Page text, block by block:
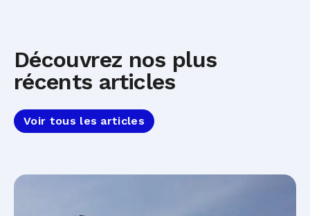
Découvrez nos plus
récents articles
Voir tous les articles